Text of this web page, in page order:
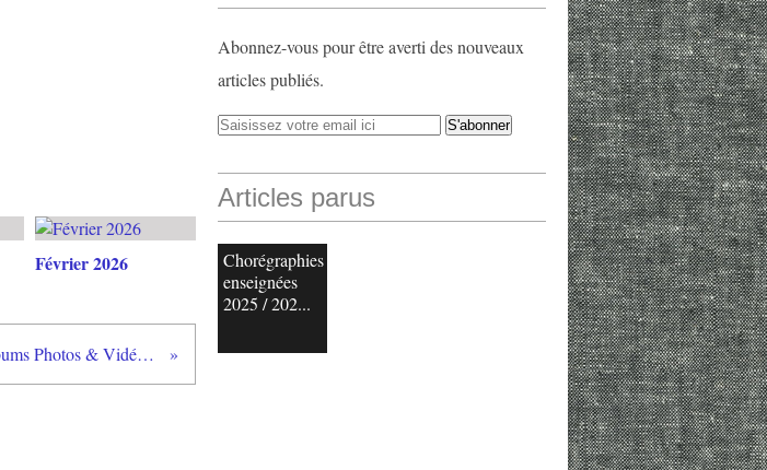
Février 2026
Albums Photos & Vidéos Workshop Catalan avec Bruno Moggia et bal du 23 mars 2019
Abonnez-vous pour être averti des nouveaux
articles publiés.
Articles parus
Chorégraphies
enseignées
2025 / 202...